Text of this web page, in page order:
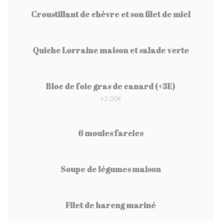
Croustillant de chèvre et son filet de miel
Quiche Lorraine maison et salade verte
Bloc de foie gras de canard (+3E)
+2.00€
6 moules farcies
Soupe de légumes maison
Filet de hareng mariné